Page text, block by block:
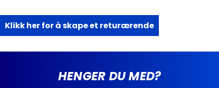
Klikk her for å skape et returærende
HENGER DU MED?